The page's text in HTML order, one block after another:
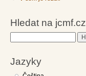
Hledat na jcmf.cz
Jazyky